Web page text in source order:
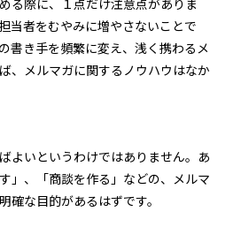
る際に、１点だけ注意点がありま
当者をむやみに増やさないことで
書き手を頻繁に変え、浅く携わるメ
、メルマガに関するノウハウはなか
よいというわけではありません。あ
」、「商談を作る」などの、メルマ
確な目的があるはずです。